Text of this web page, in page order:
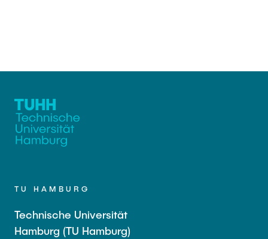
TU HAMBURG
Technische Universität
Hamburg (TU Hamburg)